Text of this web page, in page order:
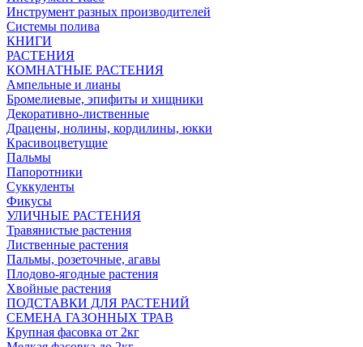
Инструмент разных производителей
Системы полива
КНИГИ
РАСТЕНИЯ
КОМНАТНЫЕ РАСТЕНИЯ
Ампельные и лианы
Бромелиевые, эпифиты и хищники
Декоративно-лиственные
Драцены, нолины, кордилины, юкки
Красивоцветущие
Пальмы
Папоротники
Суккуленты
Фикусы
УЛИЧНЫЕ РАСТЕНИЯ
Травянистые растения
Лиственные растения
Пальмы, розеточные, агавы
Плодово-ягодные растения
Хвойные растения
ПОДСТАВКИ ДЛЯ РАСТЕНИЙ
СЕМЕНА ГАЗОННЫХ ТРАВ
Крупная фасовка от 2кг